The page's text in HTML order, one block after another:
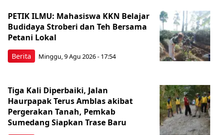
Berita
PETIK ILMU: Mahasiswa KKN Belajar
Budidaya Stroberi dan Teh Bersama
Petani Lokal
Minggu, 9 Agu 2026 - 17:54
Tiga Kali Diperbaiki, Jalan
Haurpapak Terus Amblas akibat
Pergerakan Tanah, Pemkab
Sumedang Siapkan Trase Baru